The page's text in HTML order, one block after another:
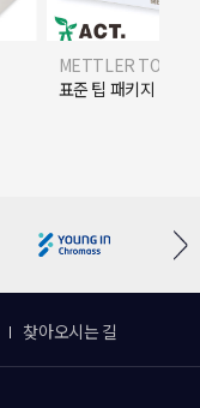
METTLER
표준 팁 패키지
찾아오시는 길